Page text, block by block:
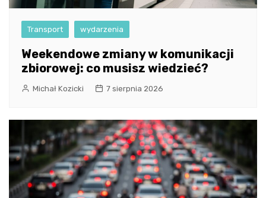
Transport wydarzenia
Weekendowe zmiany w komunikacji
zbiorowej: co musisz wiedzieć?
Michał Kozicki 7 sierpnia 2026